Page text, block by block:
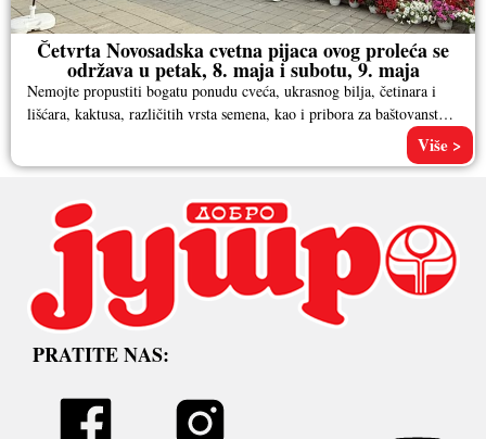
Četvrta Novosadska cvetna pijaca ovog proleća se
održava u petak, 8. maja i subotu, 9. maja
Nemojte propustiti bogatu ponudu cveća, ukrasnog bilja, četinara i
lišćara, kaktusa, različitih vrsta semena, kao i pribora za baštovanstvo.
Više >
PRATITE NAS: